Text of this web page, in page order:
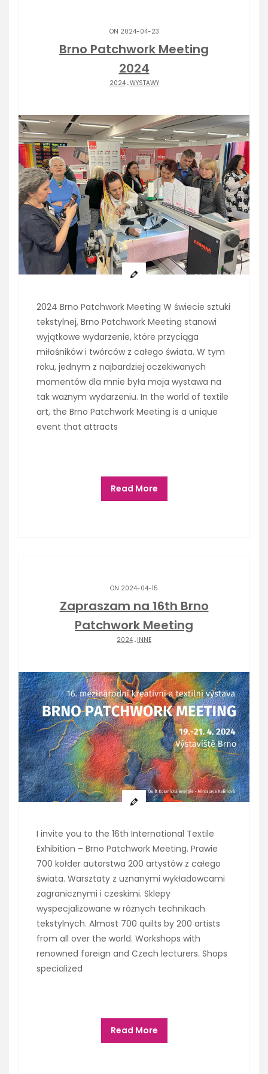
ON 2024-04-23
Brno Patchwork Meeting
2024
2024.WYSTAWY
2024 Brno Patchwork Meeting W świecie sztuki
tekstylnej, Brno Patchwork Meeting stanowi
wyjątkowe wydarzenie, które przyciąga
miłośników i twórców z całego świata. W tym
roku, jednym z najbardziej oczekiwanych
momentów dla mnie była moja wystawa na
tak ważnym wydarzeniu. In the world of textile
art, the Brno Patchwork Meeting is a unique
event that attracts
Read More
ON 2024-04-15
Zapraszam na 16th Brno
Patchwork Meeting
2024 . INNE
I invite you to the 16th International Textile
Exhibition – Brno Patchwork Meeting. Prawie
700 kołder autorstwa 200 artystów z całego
świata. Warsztaty z uznanymi wykładowcami
zagranicznymi i czeskimi. Sklepy
wyspecjalizowane w różnych technikach
tekstylnych. Almost 700 quilts by 200 artists
from all over the world. Workshops with
renowned foreign and Czech lecturers. Shops
specialized
Read More